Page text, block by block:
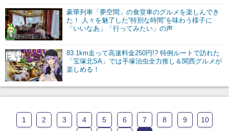
豪華列車「夢空間」の食堂車のグルメを楽しんでき
た！ 人々を魅了した“特別な時間”を味わう様子に
「いいなあ」「行ってみたい」の声
83.1km走って高速料金250円!? 特例ルートで訪れた
「宝塚北SA」では手塚治虫全力推し＆関西グルメが
楽しめる！
1 2 3 4 5 6 7 8 9
10